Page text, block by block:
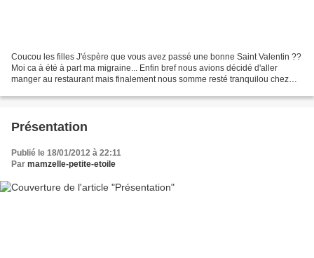
Coucou les filles J'éspère que vous avez passé une bonne Saint Valentin ??
Moi ca à été à part ma migraine... Enfin bref nous avions décidé d'aller
manger au restaurant mais finalement nous somme resté tranquilou chez
Présentation
Publié le 18/01/2012 à 22:11
Par mamzelle-petite-etoile